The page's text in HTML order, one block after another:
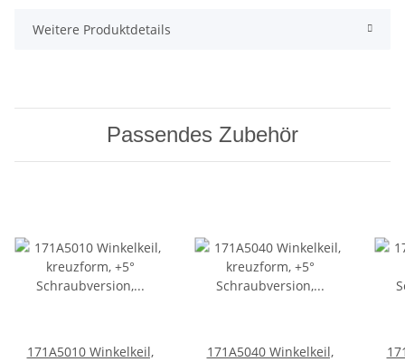
Weitere Produktdetails
Passendes Zubehör
171A5010 Winkelkeil,
171A5040 Winkelkeil,